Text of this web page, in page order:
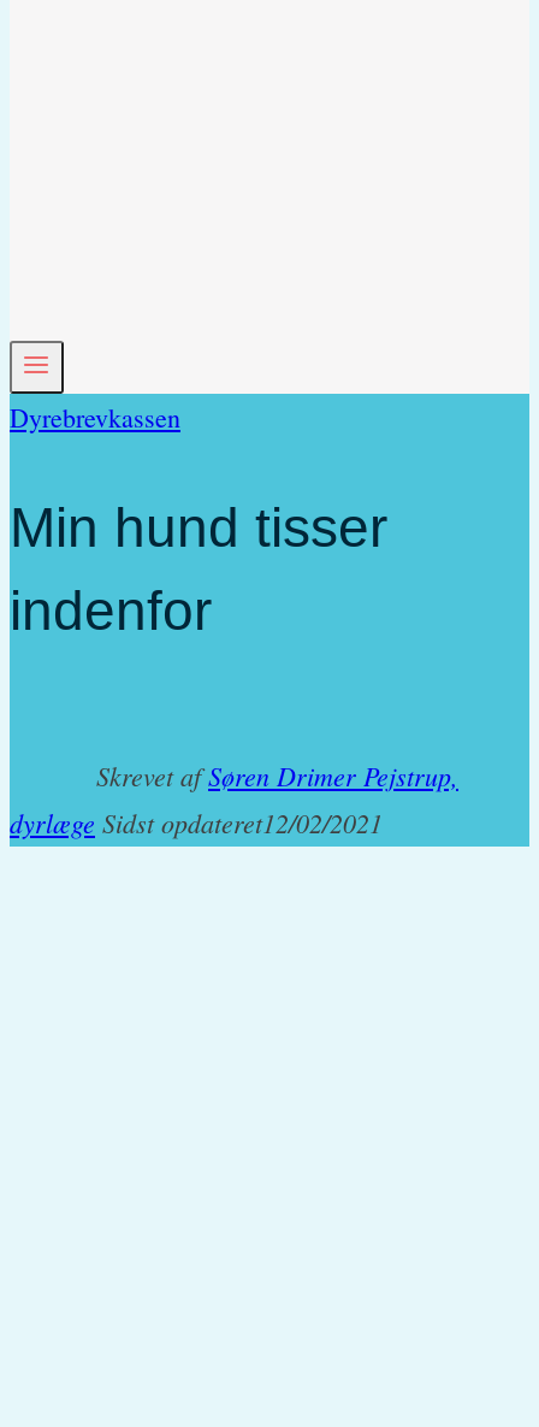
Dyrebrevkassen
Min hund tisser
indenfor
Skrevet afSøren Drimer Pejstrup,
dyrlæge Sidst opdateret12/02/2021